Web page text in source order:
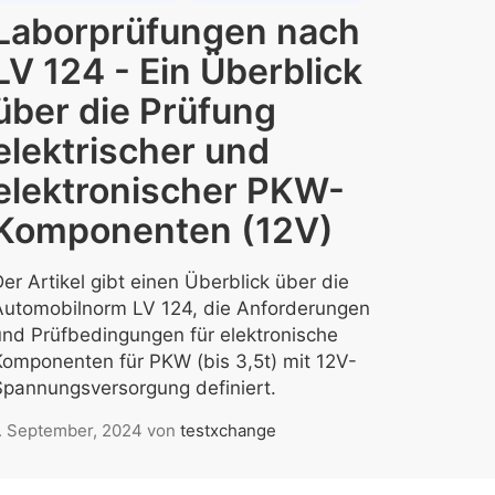
nach
124 - Ein Überblick
die Prüfung
und
PKW-
(12V)
Artikel gibt einen Überblick über die
LV 124, die Anforderungen
Prüfbedingungen für elektronische
für PKW (bis 3,5t) mit 12V-
definiert.
September, 2024 von testxchange